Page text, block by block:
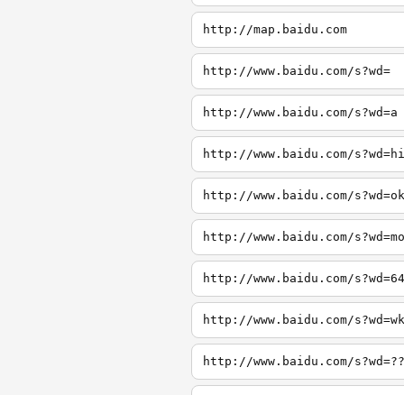
http://map.baidu.com
http://www.baidu.com/s?wd=
http://www.baidu.com/s?wd=a
http://www.baidu.com/s?wd=hi
http://www.baidu.com/s?wd=ok
http://www.baidu.com/s?wd=mo
http://www.baidu.com/s?wd=64
http://www.baidu.com/s?wd=wk
http://www.baidu.com/s?wd=??